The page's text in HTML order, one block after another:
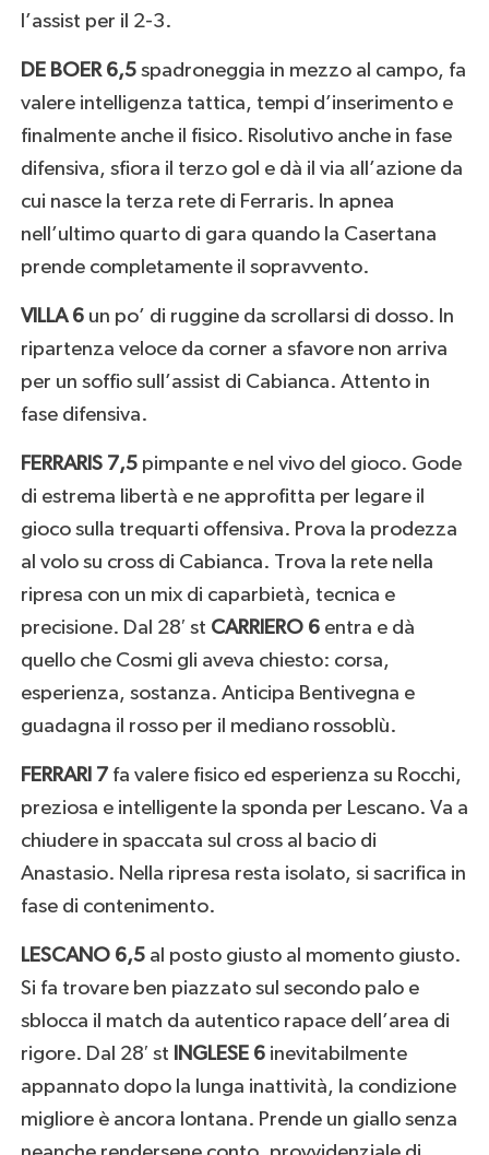
l’assist per il 2-3.
DE BOER 6,5spadroneggia in mezzo al campo, fa
valere intelligenza tattica, tempi d’inserimento e
finalmente anche il fisico. Risolutivo anche in fase
difensiva, sfiora il terzo gol e dà il via all’azione da
cui nasce la terza rete di Ferraris. In apnea
nell’ultimo quarto di gara quando la Casertana
prende completamente il sopravvento.
VILLA 6un po’ di ruggine da scrollarsi di dosso. In
ripartenza veloce da corner a sfavore non arriva
per un soffio sull’assist di Cabianca. Attento in
fase difensiva.
FERRARIS 7,5pimpante e nel vivo del gioco. Gode
di estrema libertà e ne approfitta per legare il
gioco sulla trequarti offensiva. Prova la prodezza
al volo su cross di Cabianca. Trova la rete nella
ripresa con un mix di caparbietà, tecnica e
precisione. Dal 28′ st CARRIERO 6entra e dà
quello che Cosmi gli aveva chiesto: corsa,
esperienza, sostanza. Anticipa Bentivegna e
guadagna il rosso per il mediano rossoblù.
FERRARI 7fa valere fisico ed esperienza su Rocchi,
preziosa e intelligente la sponda per Lescano. Va a
chiudere in spaccata sul cross al bacio di
Anastasio. Nella ripresa resta isolato, si sacrifica in
fase di contenimento.
LESCANO 6,5al posto giusto al momento giusto.
Si fa trovare ben piazzato sul secondo palo e
sblocca il match da autentico rapace dell’area di
rigore. Dal 28′ st
INGLESE 6inevitabilmente
appannato dopo la lunga inattività, la condizione
migliore è ancora lontana. Prende un giallo senza